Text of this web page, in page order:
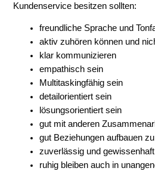
Kundenservice besitzen sollten:
freundliche Sprache und
aktiv zuhören können und
klar kommunizieren
empathisch sein
Multitaskingfähig sein
detailorientiert sein
lösungsorientiert sein
gut mit anderen
gut Beziehungen aufbauen
zuverlässig und gewissenhaft
ruhig bleiben auch in